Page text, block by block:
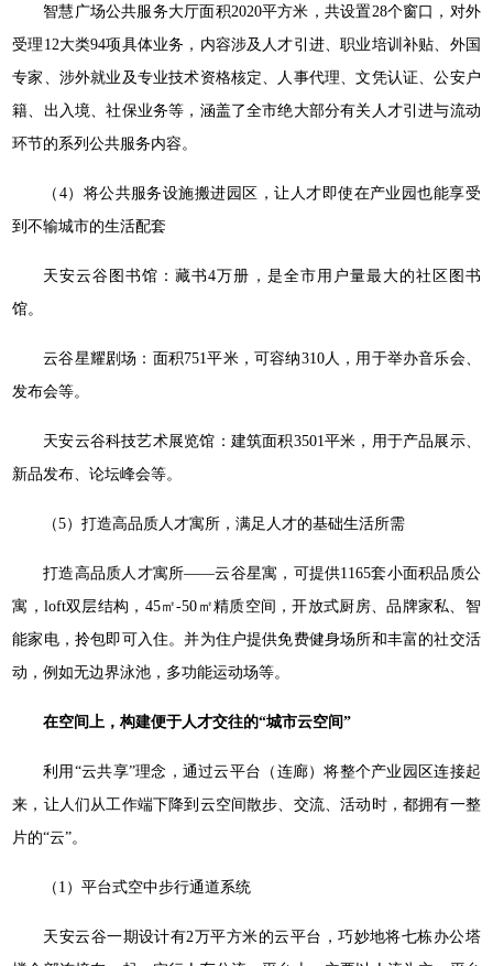
智慧广场公共服务大厅面积2020平方米，共设置28个窗口，对外
受理12大类94项具体业务，内容涉及人才引进、职业培训补贴、外国
专家、涉外就业及专业技术资格核定、人事代理、文凭认证、公安户
籍、出入境、社保业务等，涵盖了全市绝大部分有关人才引进与流动
环节的系列公共服务内容。
（4）将公共服务设施搬进园区，让人才即使在产业园也能享受
到不输城市的生活配套
天安云谷图书馆：藏书4万册，是全市用户量最大的社区图书
馆。
云谷星耀剧场：面积751平米，可容纳310人，用于举办音乐会、
发布会等。
天安云谷科技艺术展览馆：建筑面积3501平米，用于产品展示、
新品发布、论坛峰会等。
（5）打造高品质人才寓所，满足人才的基础生活所需
打造高品质人才寓所——云谷星寓，可提供1165套小面积品质公
寓，loft双层结构，45㎡-50㎡精质空间，开放式厨房、品牌家私、智
能家电，拎包即可入住。并为住户提供免费健身场所和丰富的社交活
动，例如无边界泳池，多功能运动场等。
在空间上，构建便于人才交往的“城市云空间”
利用“云共享”理念，通过云平台（连廊）将整个产业园区连接起
来，让人们从工作端下降到云空间散步、交流、活动时，都拥有一整
片的“云”。
（1）平台式空中步行通道系统
天安云谷一期设计有2万平方米的云平台，巧妙地将七栋办公塔